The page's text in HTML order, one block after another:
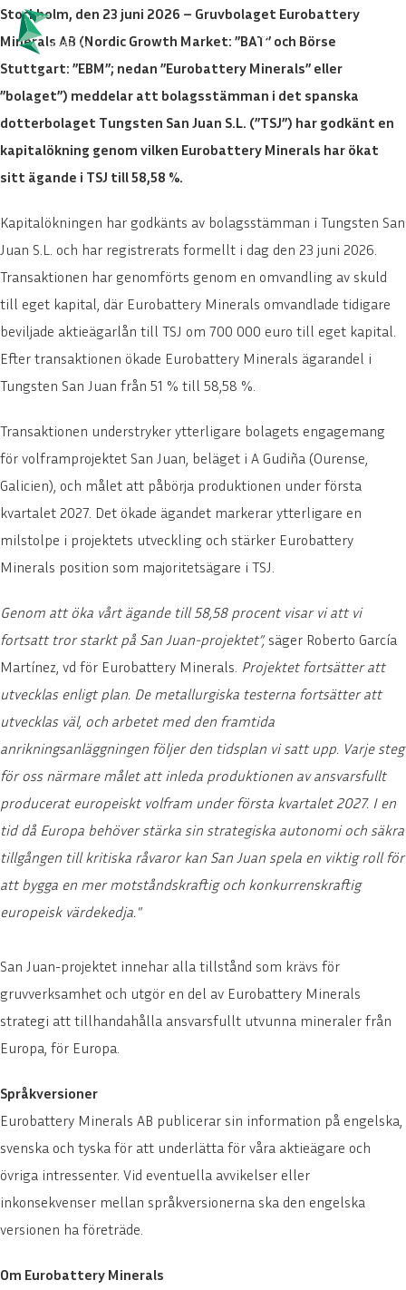
Stockholm, den 23 juni 2026 – Gruvbolaget Eurobattery
Minerals AB (Nordic Growth Market: ”BAT” och Börse
Stuttgart: ”EBM”; nedan ”Eurobattery Minerals” eller
”bolaget”) meddelar att bolagsstämman i det spanska
dotterbolaget Tungsten San Juan S.L. (”TSJ”) har godkänt en
kapitalökning genom vilken Eurobattery Minerals har ökat
sitt ägande i TSJ till 58,58 %.
Kapitalökningen har godkänts av bolagsstämman i Tungsten San
Juan S.L. och har registrerats formellt i dag den 23 juni 2026.
Transaktionen har genomförts genom en omvandling av skuld
till eget kapital, där Eurobattery Minerals omvandlade tidigare
beviljade aktieägarlån till TSJ om 700 000 euro till eget kapital.
Efter transaktionen ökade Eurobattery Minerals ägarandel i
Tungsten San Juan från 51 % till 58,58 %.
Transaktionen understryker ytterligare bolagets engagemang
för volframprojektet San Juan, beläget i A Gudiña (Ourense,
Galicien), och målet att påbörja produktionen under första
kvartalet 2027. Det ökade ägandet markerar ytterligare en
milstolpe i projektets utveckling och stärker Eurobattery
Minerals position som majoritetsägare i TSJ.
Genom att öka vårt ägande till 58,58 procent visar vi att vi
fortsatt tror starkt på San Juan-projektet”, säger Roberto García
Martínez, vd för Eurobattery Minerals. Projektet fortsätter att
utvecklas enligt plan. De metallurgiska testerna fortsätter att
utvecklas väl, och arbetet med den framtida
anrikningsanläggningen följer den tidsplan vi satt upp. Varje steg
för oss närmare målet att inleda produktionen av ansvarsfullt
producerat europeiskt volfram under första kvartalet 2027. I en
tid då Europa behöver stärka sin strategiska autonomi och säkra
tillgången till kritiska råvaror kan San Juan spela en viktig roll för
att bygga en mer motståndskraftig och konkurrenskraftig
europeisk värdekedja."
San Juan-projektet innehar alla tillstånd som krävs för
gruvverksamhet och utgör en del av Eurobattery Minerals
strategi att tillhandahålla ansvarsfullt utvunna mineraler från
Europa, för Europa.
Språkversioner
Eurobattery Minerals AB publicerar sin information på engelska,
svenska och tyska för att underlätta för våra aktieägare och
övriga intressenter. Vid eventuella avvikelser eller
inkonsekvenser mellan språkversionerna ska den engelska
versionen ha företräde.
Om Eurobattery Minerals
Håll dig uppdaterad!
Spännande tider väntar.
våra senaste nyheter och trendspaningar.
E-POST *
PRENUMERERA